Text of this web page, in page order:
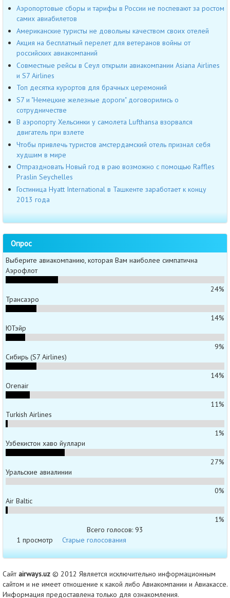
Аэропортовые сборы и тарифы в России не поспевают за ростом
самих авиабилетов
Американские туристы не довольны качеством своих отелей
Акция на бесплатный перелет для ветеранов войны от
российских авиакомпаний
Совместные рейсы в Сеул открыли авиакомпании Asiana Airlines
и S7 Airlines
Топ десятка курортов для брачных церемоний
S7 и "Немецкие железные дороги" договорились о
сотрудничестве
В аэропорту Хельсинки у самолета Lufthansa взорвался
двигатель при взлете
Чтобы привлечь туристов амстердамский отель признал себя
худшим в мире
Отпраздновать Новый год в раю возможно с помощью Raffles
Praslin Seychelles
Гостиница Hyatt International в Ташкенте заработает к концу
2013 года
Опрос
Выберите авиакомпанию, которая Вам наиболее симпатична
Аэрофлот
24%
Трансаэро
14%
ЮТэйр
9%
Сибирь (S7 Airlines)
14%
Orenair
11%
Turkish Airlines
1%
Узбекистон хаво йуллари
27%
Уральские авиалинии
0%
Air Baltic
1%
Всего голосов: 93
1 просмотр
Старые голосования
Сайтairways.uz © 2012 Является исключительно информационным
сайтом и не имеет отношение к какой либо Авиакомпании и Авиакассе.
Информация предоставлена только для ознакомления.